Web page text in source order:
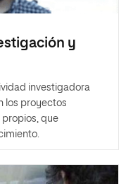
y
investigadora
los proyectos
que